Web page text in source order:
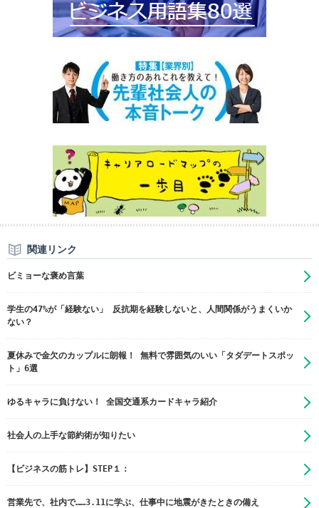
関連リンク
ビミョーな褒め言葉
学生の47%が「経験ない」 反抗期を経験しないと、人間関係がうまくいか
ない？
夏休みで金欠のカップルに朗報！ 無料で雰囲気のいい「タダデートスポッ
ト」6選
ゆるキャラに負けない！ 全国交通系カードキャラ紹介
社会人の上手な節約術が知りたい
【ビジネスの筋トレ】STEP１：
営業先で、社内で……3.11に学ぶ、仕事中に地震がきたときの備え